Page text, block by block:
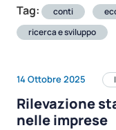
Tag:
conti
ricerca e sviluppo
14 Ottobre 2025
Rilevazione
nelle imprese